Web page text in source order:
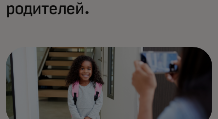
родителей.